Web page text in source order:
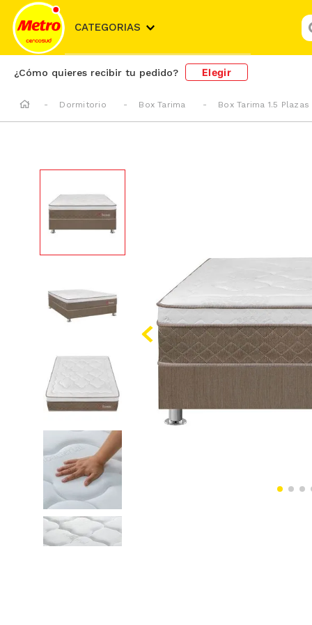
CATEGORIAS
¿Cómo quieres recibir tu pedido? Elegir
Dormitorio Box Tarima Box Tarima 1.5 Plazas